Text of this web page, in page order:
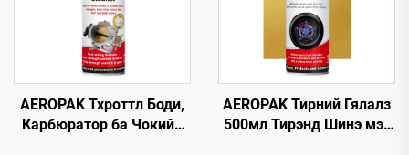
AEROPAK Тхроттл Боди,
Карбюратор ба Чокийн
AEROPAK Тирний Гялалз
500мл Тирэнд Шинэ мэт